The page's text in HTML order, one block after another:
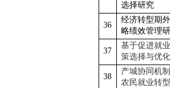
选择研究
36
经济转型期
略绩效管理
37
基于促进就
策选择与优
38
产城协同机
农民就业转